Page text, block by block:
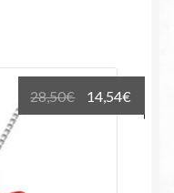
28,50€
Izvirna
cena
14,54€
cena